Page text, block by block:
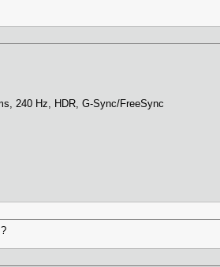
240 Hz, HDR, G-Sync/FreeSync